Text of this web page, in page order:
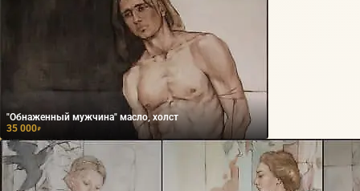
"Обнаженный мужчина" масло, холст
35 000₽